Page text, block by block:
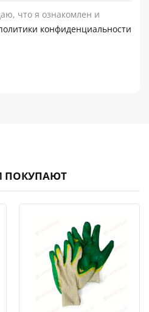
что я ознакомлен и
конфиденциальности
ПОКУПАЮТ